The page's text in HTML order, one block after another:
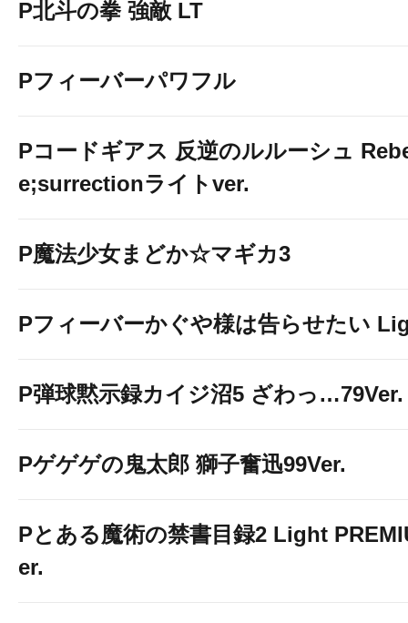
P北斗の拳 強敵 LT
Pフィーバーパワフル
Pコードギアス 反逆のルルーシュ
e;surrectionライトver.
P魔法少女まどか☆マギカ3
Pフィーバーかぐや様は告らせたい
P弾球黙示録カイジ沼5 ざわっ…79Ver.
Pゲゲゲの鬼太郎 獅子奮迅99Ver.
Pとある魔術の禁書目録2 Light
er.